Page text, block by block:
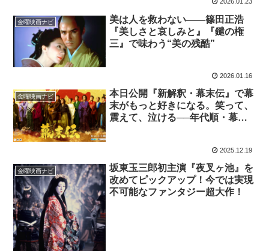
金曜映画ナビ
美は人を救わない——篠田正浩
『美しさと哀しみと』『鑓の権
三』で味わう“美の残酷”
2026.01.16
金曜映画ナビ
本日公開『新解釈・幕末伝』で幕
末がもっと好きになる。笑って、
震えて、泣ける──年代順・幕末
2025.12.19
金曜映画ナビ
坂東玉三郎初主演『夜叉ヶ池』を
改めてピックアップ！今では実現
不可能なファンタジー超大作！